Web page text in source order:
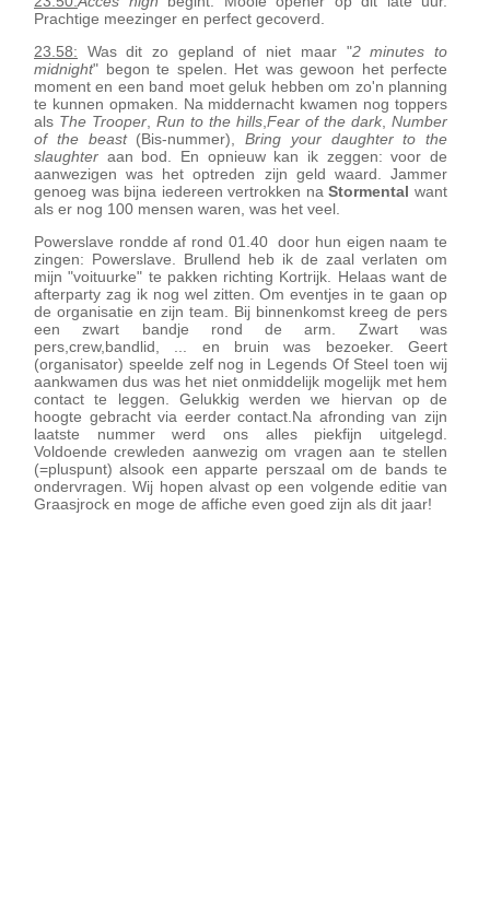
Prachtige meezinger en perfect gecoverd.
23.58: Was dit zo gepland of niet maar "2 minutes to
midnight" begon te spelen. Het was gewoon het perfecte
moment en een band moet geluk hebben om zo'n planning
te kunnen opmaken. Na middernacht kwamen nog toppers
als The Trooper Run to the hills Fear of the dark Number
of the beast(Bis-nummer), Bring your daughter to the
slaughter aan bod. En opnieuw kan ik zeggen: voor de
aanwezigen was het optreden zijn geld waard. Jammer
genoeg was bijna iedereen vertrokken naStormental want
als er nog 100 mensen waren, was het veel.
Powerslave rondde af rond 01.40 door hun eigen naam te
zingen: Powerslave. Brullend heb ik de zaal verlaten om
mijn "voituurke" te pakken richting Kortrijk. Helaas want de
afterparty zag ik nog wel zitten. Om eventjes in te gaan op
de organisatie en zijn team. Bij binnenkomst kreeg de pers
een zwart bandje rond de arm. Zwart was
pers,crew,bandlid, ... en bruin was bezoeker. Geert
(organisator) speelde zelf nog in Legends Of Steel toen wij
aankwamen dus was het niet onmiddelijk mogelijk met hem
contact te leggen. Gelukkig werden we hiervan op de
hoogte gebracht via eerder contact.Na afronding van zijn
laatste nummer werd ons alles piekfijn uitgelegd.
Voldoende crewleden aanwezig om vragen aan te stellen
(=pluspunt) alsook een apparte perszaal om de bands te
ondervragen. Wij hopen alvast op een volgende editie van
Graasjrock en moge de affiche even goed zijn als dit jaar!